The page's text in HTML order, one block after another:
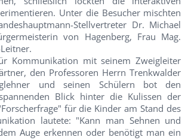
Unter die Besucher mischten
Stellvertreter Dr. Michael
von Hagenberg, Frau Mag.
Kommunikation mit seinem Zweigleiter
den Professoren Herrn Trenkwalder
und seinen Schülern bot den
Blick hinter die Kulissen der
für die Kinder am Stand des
lautete: "Kann man Sehnen und
Auge erkennen oder benötigt man ein